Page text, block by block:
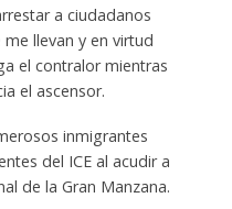
a ciudadanos
llevan y en virtud
el contralor mientras
el ascensor.
inmigrantes
del ICE al acudir a
de la Gran Manzana.